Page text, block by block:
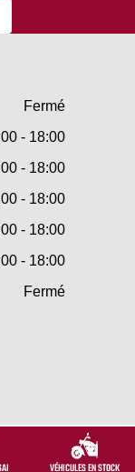
Fermé
- 18:00
- 18:00
- 18:00
- 18:00
- 18:00
Fermé
VÉHICULES EN STOCK